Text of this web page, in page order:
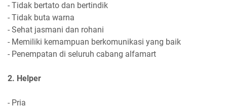
- Tidak bertato dan bertindik
- Tidak buta warna
- Sehat jasmani dan rohani
- Memiliki kemampuan berkomunikasi yang baik
- Penempatan di seluruh cabang alfamart
2. Helper
- Pria